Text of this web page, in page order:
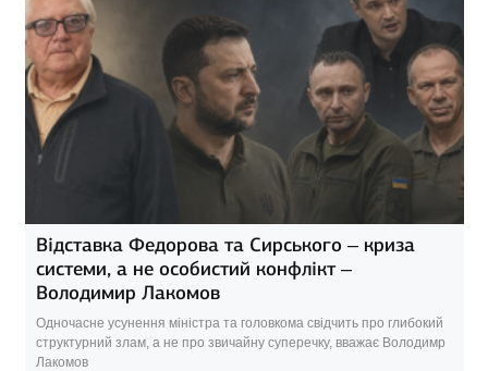
Відставка Федорова та Сирського – криза
системи, а не особистий конфлікт –
Володимир Лакомов
Одночасне усунення міністра та головкома свідчить про глибокий
структурний злам, а не про звичайну суперечку, вважає Володимр
Лакомов